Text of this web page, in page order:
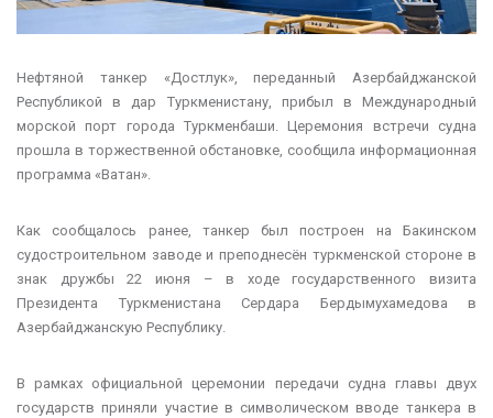
Нефтяной танкер «Достлук», переданный Азербайджанской
Республикой в дар Туркменистану, прибыл в Международный
морской порт города Туркменбаши. Церемония встречи судна
прошла в торжественной обстановке, сообщила информационная
программа «Ватан».
Как сообщалось ранее, танкер был построен на Бакинском
судостроительном заводе и преподнесён туркменской стороне в
знак дружбы 22 июня – в ходе государственного визита
Президента Туркменистана Сердара Бердымухамедова в
Азербайджанскую Республику.
В рамках официальной церемонии передачи судна главы двух
государств приняли участие в символическом вводе танкера в